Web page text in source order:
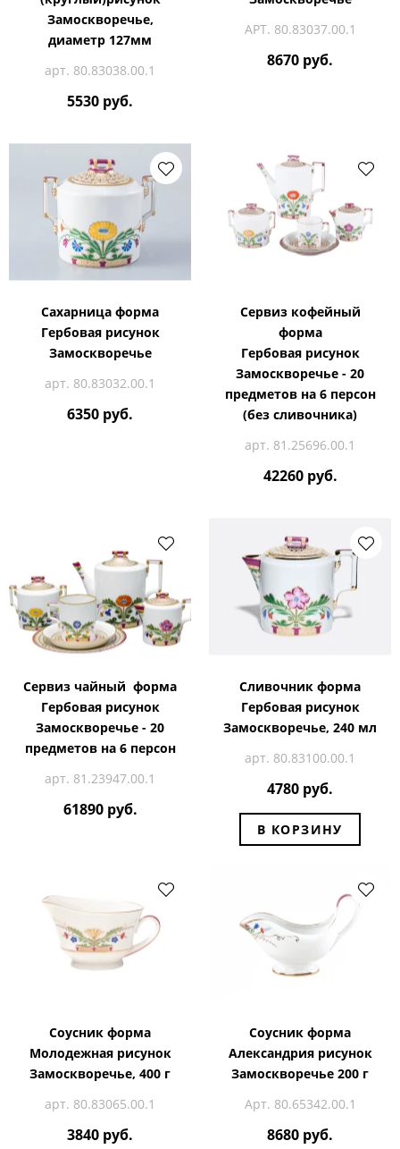
Замоскворечье,
диаметр 127мм
арт. 80.83038.00.1
5530 руб.
АРТ. 80.83037.00.1
8670 руб.
Сахарница форма
Гербовая рисунок
Замоскворечье
арт. 80.83032.00.1
6350 руб.
Сервиз кофейный
форма
Гербовая рисунок
Замоскворечье - 20
предметов на 6 персон
(без сливочника)
арт. 81.25696.00.1
42260 руб.
Сервиз чайный форма
Гербовая рисунок
Замоскворечье - 20
предметов на 6 персон
арт. 81.23947.00.1
61890 руб.
Сливочник форма
Гербовая рисунок
Замоскворечье, 240 мл
арт. 80.83100.00.1
4780 руб.
В КОРЗИНУ
Соусник форма
Молодежная рисунок
Замоскворечье, 400 г
арт. 80.83065.00.1
3840 руб.
Соусник форма
Александрия рисунок
Замоскворечье 200 г
Арт. 80.65342.00.1
8680 руб.